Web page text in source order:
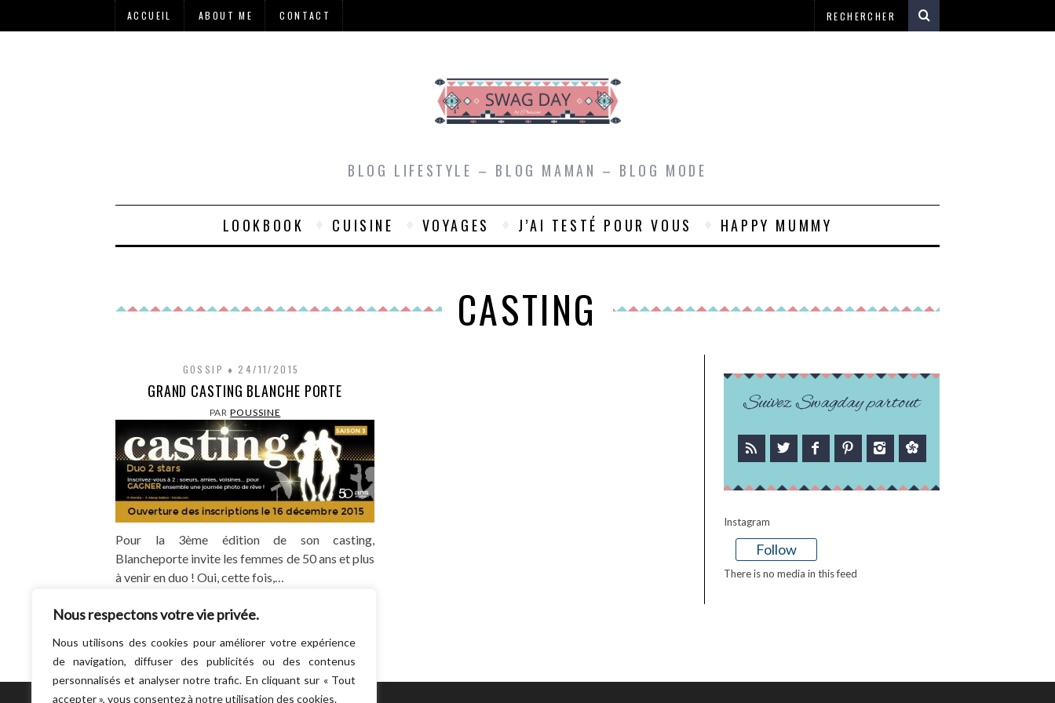
Nous respectons votre vie privée.
Nous utilisons des cookies pour améliorer votre expérience
de navigation, diffuser des publicités ou des contenus
personnalisés et analyser notre trafic. En cliquant sur « Tout
accepter », vous consentez à notre utilisation des cookies.
ACCUEIL ABOUT ME CONTACT
BLOG LIFESTYLE – BLOG MAMAN – BLOG MODE
LOOKBOOK CUISINE VOYAGES J’AI TESTÉ POUR VOUS HAPPY MUMMY
CASTING
GOSSIP 24/11/2015
GRAND CASTING BLANCHE PORTE
PARPOUSSINE
Pour la 3ème édition de son casting,
Blancheporte invite les femmes de 50 ans et plus
à venir en duo ! Oui, cette fois,…
Suivez Swagday partout
Instagram
Follow
There is no media in this feed